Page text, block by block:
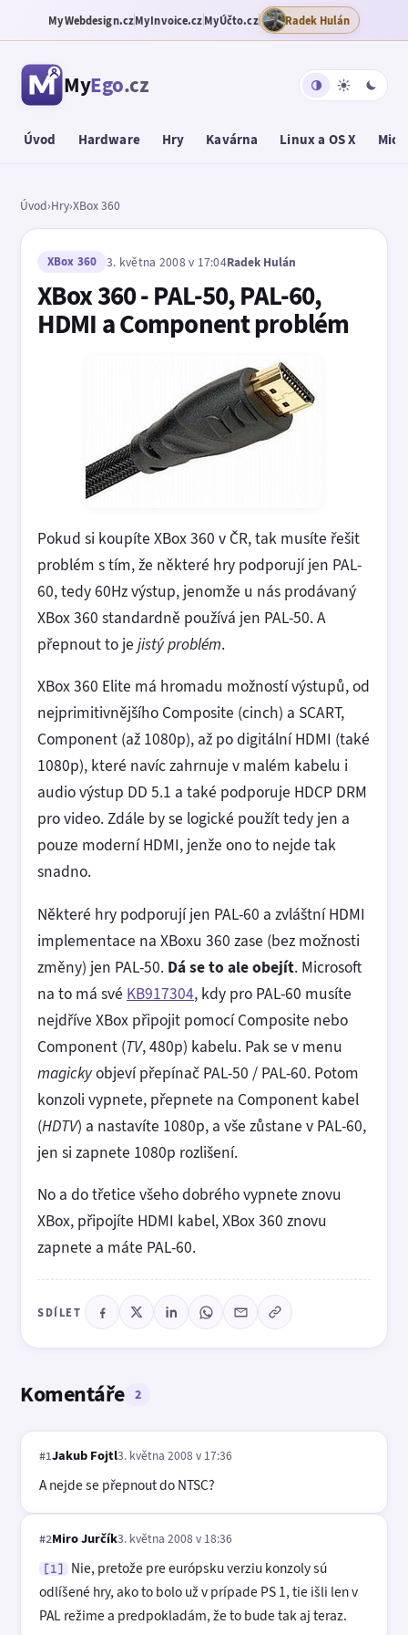
MyWebdesign.czMyInvoice.czMyÚčto.cz Radek Hulán
MyEgo.cz
Úvod Hardware Hry Kavárna Linux a OS X
Úvod›Hry›XBox 360
XBox 360 3. května 2008 v 17:04Radek Hulán
XBox 360 - PAL-50, PAL-60,
HDMI a Component problém
Pokud si koupíte XBox 360 v ČR, tak musíte řešit
problém s tím, že některé hry podporují jen PAL-
60, tedy 60Hz výstup, jenomže u nás prodávaný
XBox 360 standardně používá jen PAL-50. A
přepnout to je jistý problém.
XBox 360 Elite má hromadu možností výstupů, od
nejprimitivnějšího Composite (cinch) a SCART,
Component (až 1080p), až po digitální HDMI (také
1080p), které navíc zahrnuje v malém kabelu i
audio výstup DD 5.1 a také podporuje HDCP DRM
pro video. Zdále by se logické použít tedy jen a
pouze moderní HDMI, jenže ono to nejde tak
snadno.
Některé hry podporují jen PAL-60 a zvláštní HDMI
implementace na XBoxu 360 zase (bez možnosti
změny) jen PAL-50. Dá se to ale obejít. Microsoft
na to má své KB917304, kdy pro PAL-60 musíte
nejdříve XBox připojit pomocí Composite nebo
Component (TV, 480p) kabelu. Pak se v menu
magickyobjeví přepínač PAL-50 / PAL-60. Potom
konzoli vypnete, přepnete na Component kabel
(HDTV) a nastavíte 1080p, a vše zůstane v PAL-60,
jen si zapnete 1080p rozlišení.
No a do třetice všeho dobrého vypnete znovu
XBox, připojíte HDMI kabel, XBox 360 znovu
zapnete a máte PAL-60.
SDÍLET
Komentáře 2
#1Jakub Fojtl3. května 2008 v 17:36
A nejde se přepnout do NTSC?
#2Miro Jurčík3. května 2008 v 18:36
[1]
Nie, pretože pre európsku verziu konzoly sú
odlíšené hry, ako to bolo už v prípade PS 1, tie išli len v
PAL režime a predpokladám, že to bude tak aj teraz.